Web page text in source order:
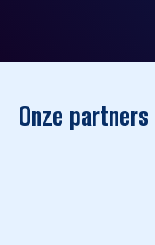
Onze partners